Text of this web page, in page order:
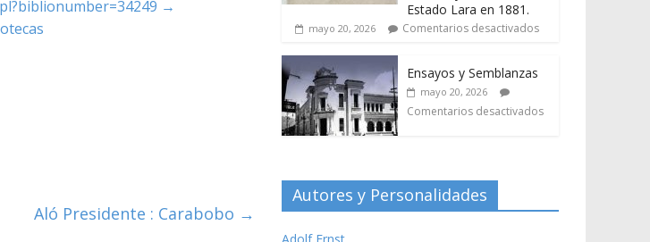
→
Aló Presidente : Carabobo →
Estado Lara en 1881.
mayo 20, 2026 Comentarios desactivados
Ensayos y Semblanzas
mayo 20, 2026
Comentarios desactivados
Autores y Personalidades
Adolf Ernst